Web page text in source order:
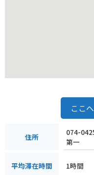
ここ
住所
074-
第一
平均滞在時間 1時間